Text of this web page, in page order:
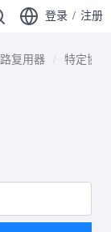
登录 / 注册
复用器 特定协